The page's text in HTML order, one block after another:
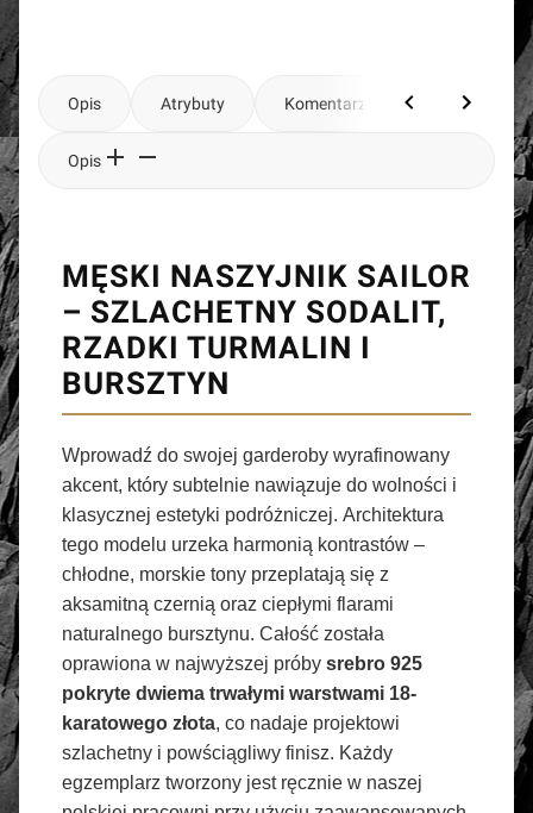
Opis Atrybuty Komentarze
Opis
MĘSKI NASZYJNIK SAILOR
– SZLACHETNY SODALIT,
RZADKI TURMALIN I
BURSZTYN
Wprowadź do swojej garderoby wyrafinowany
akcent, który subtelnie nawiązuje do wolności i
klasycznej estetyki podróżniczej. Architektura
tego modelu urzeka harmonią kontrastów –
chłodne, morskie tony przeplatają się z
aksamitną czernią oraz ciepłymi flarami
naturalnego bursztynu. Całość została
oprawiona w najwyższej próby srebro 925
pokryte dwiema trwałymi warstwami 18-
karatowego złota, co nadaje projektowi
szlachetny i powściągliwy finisz. Każdy
egzemplarz tworzony jest ręcznie w naszej